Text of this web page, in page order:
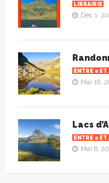
LIBRAIRIE
Déc 1,
ENTRE 0
Mai 18,
Lacs
ENTRE 0 ET
Mai 6,